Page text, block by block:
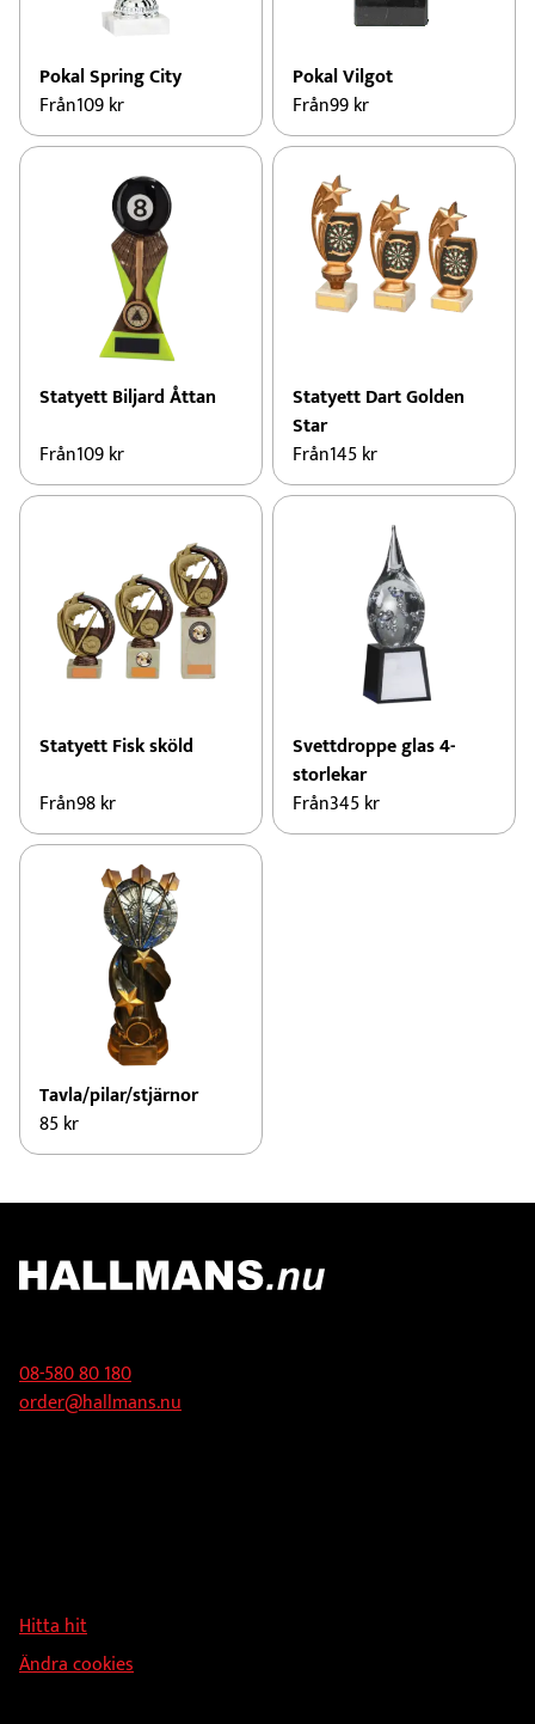
Pokal Spring City
Från109kr
Pokal Vilgot
Från99kr
Statyett Biljard Åttan
Från109kr
Statyett Dart Golden
Star
Från145kr
Statyett Fisk sköld
Från98kr
Svettdroppe glas 4-
storlekar
Från345kr
Tavla/pilar/stjärnor
85kr
08-580 80 180
order@hallmans.nu
Hitta hit
Ändra cookies